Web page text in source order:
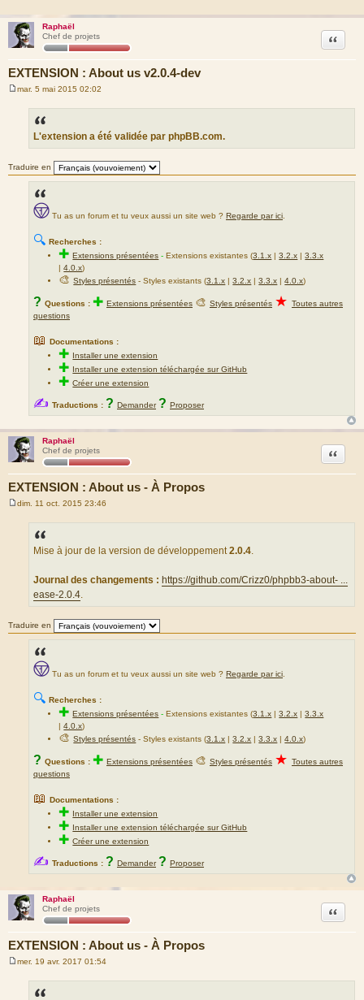
Raphaël
Chef de projets
EXTENSION : About us v2.0.4-dev
Citation
mar. 5 mai 2015 02:02
L'extension a été validée par phpBB.com.
Traduire en
Tu as un forum et tu veux aussi un site web ? Regarde par ici.
🔍 Recherches :
✚Extensions présentées -Extensions existantes (3.1.x |3.2.x |3.3.x
|4.0.x)
🎨Styles présentés - Styles existants (3.1.x |3.2.x |3.3.x |4.0.x)
? Questions : ✚ Extensions présentées 🎨 Styles présentés ★ Toutes autres
questions
📖 Documentations :
✚ Installer une extension
✚ Installer une extension téléchargée sur GitHub
✚Créer une extension
✍ Traductions : ? Demander ? Proposer
Raphaël
Chef de projets
EXTENSION : About us - À Propos
Citation
dim. 11 oct. 2015 23:46
Mise à jour de la version de développement 2.0.4
Journal des changements : https://github.com/Crizz0/phpbb3-about- ...
ease-2.0.4
Traduire en
Tu as un forum et tu veux aussi un site web ? Regarde par ici.
🔍 Recherches :
✚Extensions présentées -Extensions existantes (3.1.x |3.2.x |3.3.x
|4.0.x)
🎨Styles présentés - Styles existants (3.1.x |3.2.x |3.3.x |4.0.x)
? Questions : ✚ Extensions présentées 🎨 Styles présentés ★ Toutes autres
questions
📖 Documentations :
✚ Installer une extension
✚ Installer une extension téléchargée sur GitHub
✚Créer une extension
✍ Traductions : ? Demander ? Proposer
Raphaël
Chef de projets
EXTENSION : About us - À Propos
Citation
mer. 19 avr. 2017 01:54